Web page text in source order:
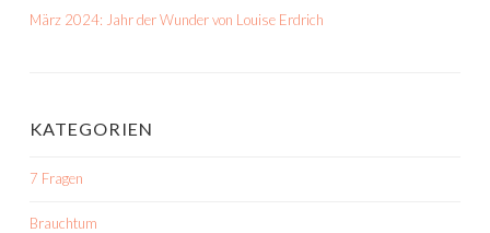
März 2024: Jahr der Wunder von Louise Erdrich
KATEGORIEN
7 Fragen
Brauchtum